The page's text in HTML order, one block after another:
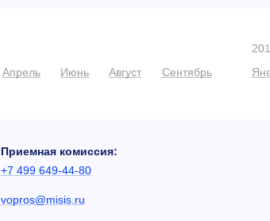
Апрель Июнь Август Сентябрь
Приемная комиссия:
+7 499 649-44-80
vopros@misis.ru